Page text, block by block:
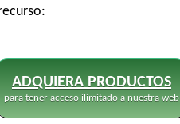
ADQUIERA PRODUCTOS
para tener acceso ilimitado a nuestra web